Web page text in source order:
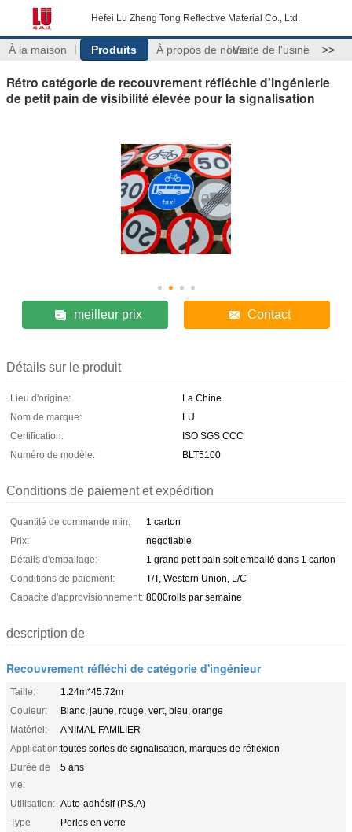
Hefei Lu Zheng Tong Reflective Material Co., Ltd.
À la maison Produits À propos de nousVisite de l'usine >>
Rétro catégorie de recouvrement réfléchie d'ingénierie
de petit pain de visibilité élevée pour la signalisation
meilleur prix Contact
Détails sur le produit
Lieu d'origine:
La Chine
Nom de marque:
LU
Certification:
ISO SGS CCC
Numéro de modèle:
BLT5100
Conditions de paiement et expédition
Quantité de commande min:
1 carton
Prix:
negotiable
Détails d'emballage:
1 grand petit pain soit emballé dans 1 carton
Conditions de paiement:
T/T, Western Union, L/C
Capacité d'approvisionnement: 8000rolls par semaine
description de
Recouvrement réfléchi de catégorie d'ingénieur
Taille:
1.24m*45.72m
Couleur:
Blanc, jaune, rouge, vert, bleu, orange
Matériel:
ANIMAL FAMILIER
Application:toutes sortes de signalisation, marques de réflexion
Durée de
vie:
5 ans
Utilisation: Auto-adhésif (P.S.A)
Type
Perles en verre